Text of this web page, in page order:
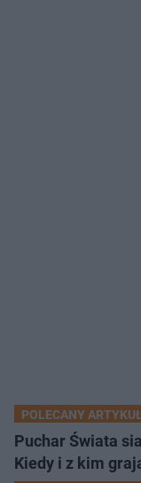
POLECANY
Puchar Świata
Kiedy i z kim